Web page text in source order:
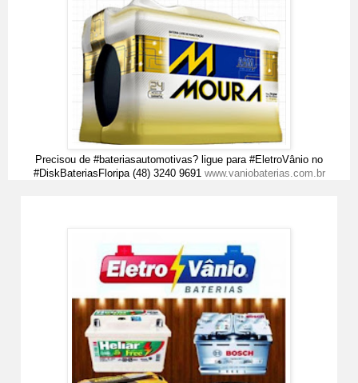
Precisou de #bateriasautomotivas? ligue para #EletroVânio no
#DiskBateriasFloripa (48) 3240 9691 www.vaniobaterias.com.br